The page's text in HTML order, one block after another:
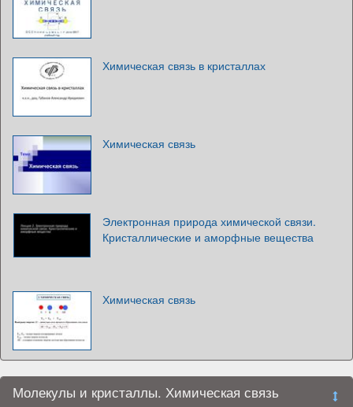
Химическая связь в кристаллах
Химическая связь
Электронная природа химической связи.
Кристаллические и аморфные вещества
Химическая связь
Молекулы и кристаллы. Химическая связь